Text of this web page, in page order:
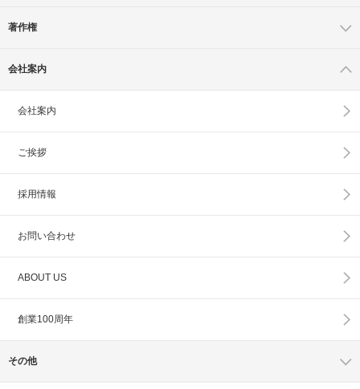
著作権
会社案内
会社案内
ご挨拶
採用情報
お問い合わせ
ABOUT US
創業100周年
その他